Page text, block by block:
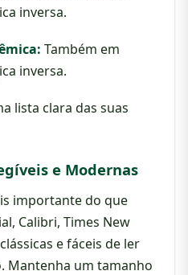
inversa.
Também em
inversa.
lista clara das suas
e Modernas
importante do que
Calibri, Times New
e fáceis de ler
Mantenha um tamanho